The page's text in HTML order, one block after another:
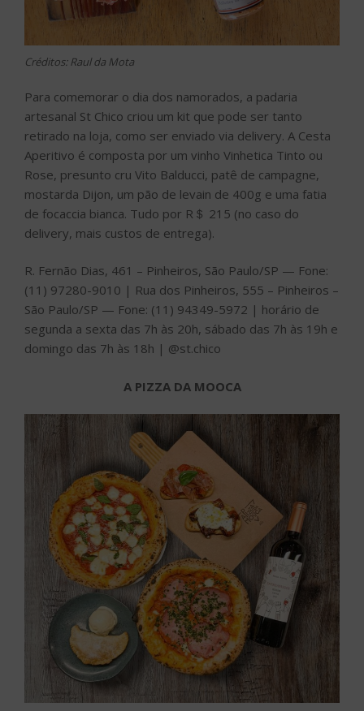
Créditos: Raul da Mota
Para comemorar o dia dos namorados, a padaria
artesanal St Chico criou um kit que pode ser tanto
retirado na loja, como ser enviado via delivery. A Cesta
Aperitivo é composta por um vinho Vinhetica Tinto ou
Rose, presunto cru Vito Balducci, patê de campagne,
mostarda Dijon, um pão de levain de 400g e uma fatia
de focaccia bianca. Tudo por R＄ 215 (no caso do
delivery, mais custos de entrega).
R. Fernão Dias, 461 – Pinheiros, São Paulo/SP — Fone:
(11) 97280-9010 | Rua dos Pinheiros, 555 – Pinheiros –
São Paulo/SP — Fone: (11) 94349-5972 | horário de
segunda a sexta das 7h às 20h, sábado das 7h às 19h e
domingo das 7h às 18h | @st.chico
A PIZZA DA MOOCA